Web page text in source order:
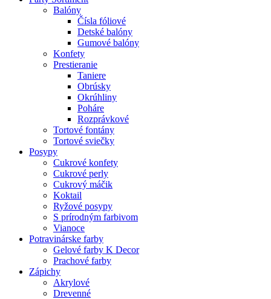
Balóny
Čísla fóliové
Detské balóny
Gumové balóny
Konfety
Prestieranie
Taniere
Obrúsky
Okrúhliny
Poháre
Rozprávkové
Tortové fontány
Tortové sviečky
Posypy
Cukrové konfety
Cukrové perly
Cukrový máčik
Koktail
Ryžové posypy
S prírodným farbivom
Vianoce
Potravinárske farby
Gelové farby K Decor
Prachové farby
Zápichy
Akrylové
Drevenné